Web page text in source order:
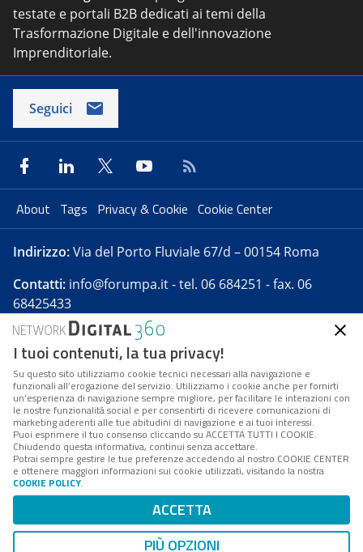
testate e portali B2B dedicati ai temi della
Trasformazione Digitale e dell'innovazione
Imprenditoriale.
Seguici
About Tags Privacy & Cookie Cookie Center
Indirizzo:Via del Porto Fluviale 67/d – 00154 Roma
Contatti: info@forumpa.it- tel. 06 684251 - fax. 06
68425433
Forumpa.itè una pubblicazione telematica iscritta
presso Registro della stampa del Tribunale di Roma -
Reg. n. 182 del 2 maggio 2008 - Direttore resp. Michela
Stentella
FPA s.r.l. è società soggetta a Direzione e
Coordinamento da parte di Digital360 S.p.A. - FPA s.r.l.
è un'azienda certificata per il sistema di management
Codice Fiscale/Partita IVA n. 10693191008 - R.E.A. Roma
n. 1249791. ISP AWS
Mappa del sito
I tuoi contenuti, la tua privacy!
Su questo sito utilizziamo cookie tecnici necessari alla navigazione e
funzionali all’erogazione del servizio. Utilizziamo i cookie anche per fornirti
un’esperienza di navigazione sempre migliore, per facilitare le interazioni con
le nostre funzionalità social e per consentirti di ricevere comunicazioni di
marketing aderenti alle tue abitudini di navigazione e ai tuoi interessi.
Puoi esprimere il tuo consenso cliccando su ACCETTA TUTTI I COOKIE.
Chiudendo questa informativa, continui senza accettare.
Potrai sempre gestire le tue preferenze accedendo al nostro COOKIE CENTER
e ottenere maggiori informazioni sui cookie utilizzati, visitando la nostra
COOKIE POLICY.
ACCETTA
PIÙ OPZIONI